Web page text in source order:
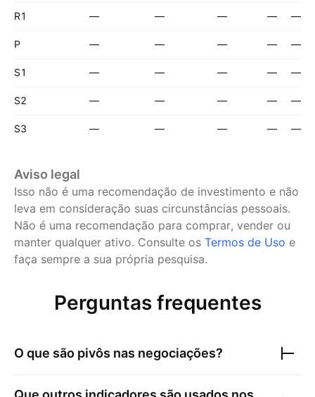
R1 — — — — —
P — — — — —
S1 — — — — —
S2 — — — — —
S3 — — — — —
Aviso legal
Isso não é uma recomendação de investimento e não
leva em consideração suas circunstâncias pessoais.
Não é uma recomendação para comprar, vender ou
manter qualquer ativo. Consulte os Termos de Uso e
faça sempre a sua própria pesquisa.
Perguntas frequentes
O que são pivôs nas negociações?